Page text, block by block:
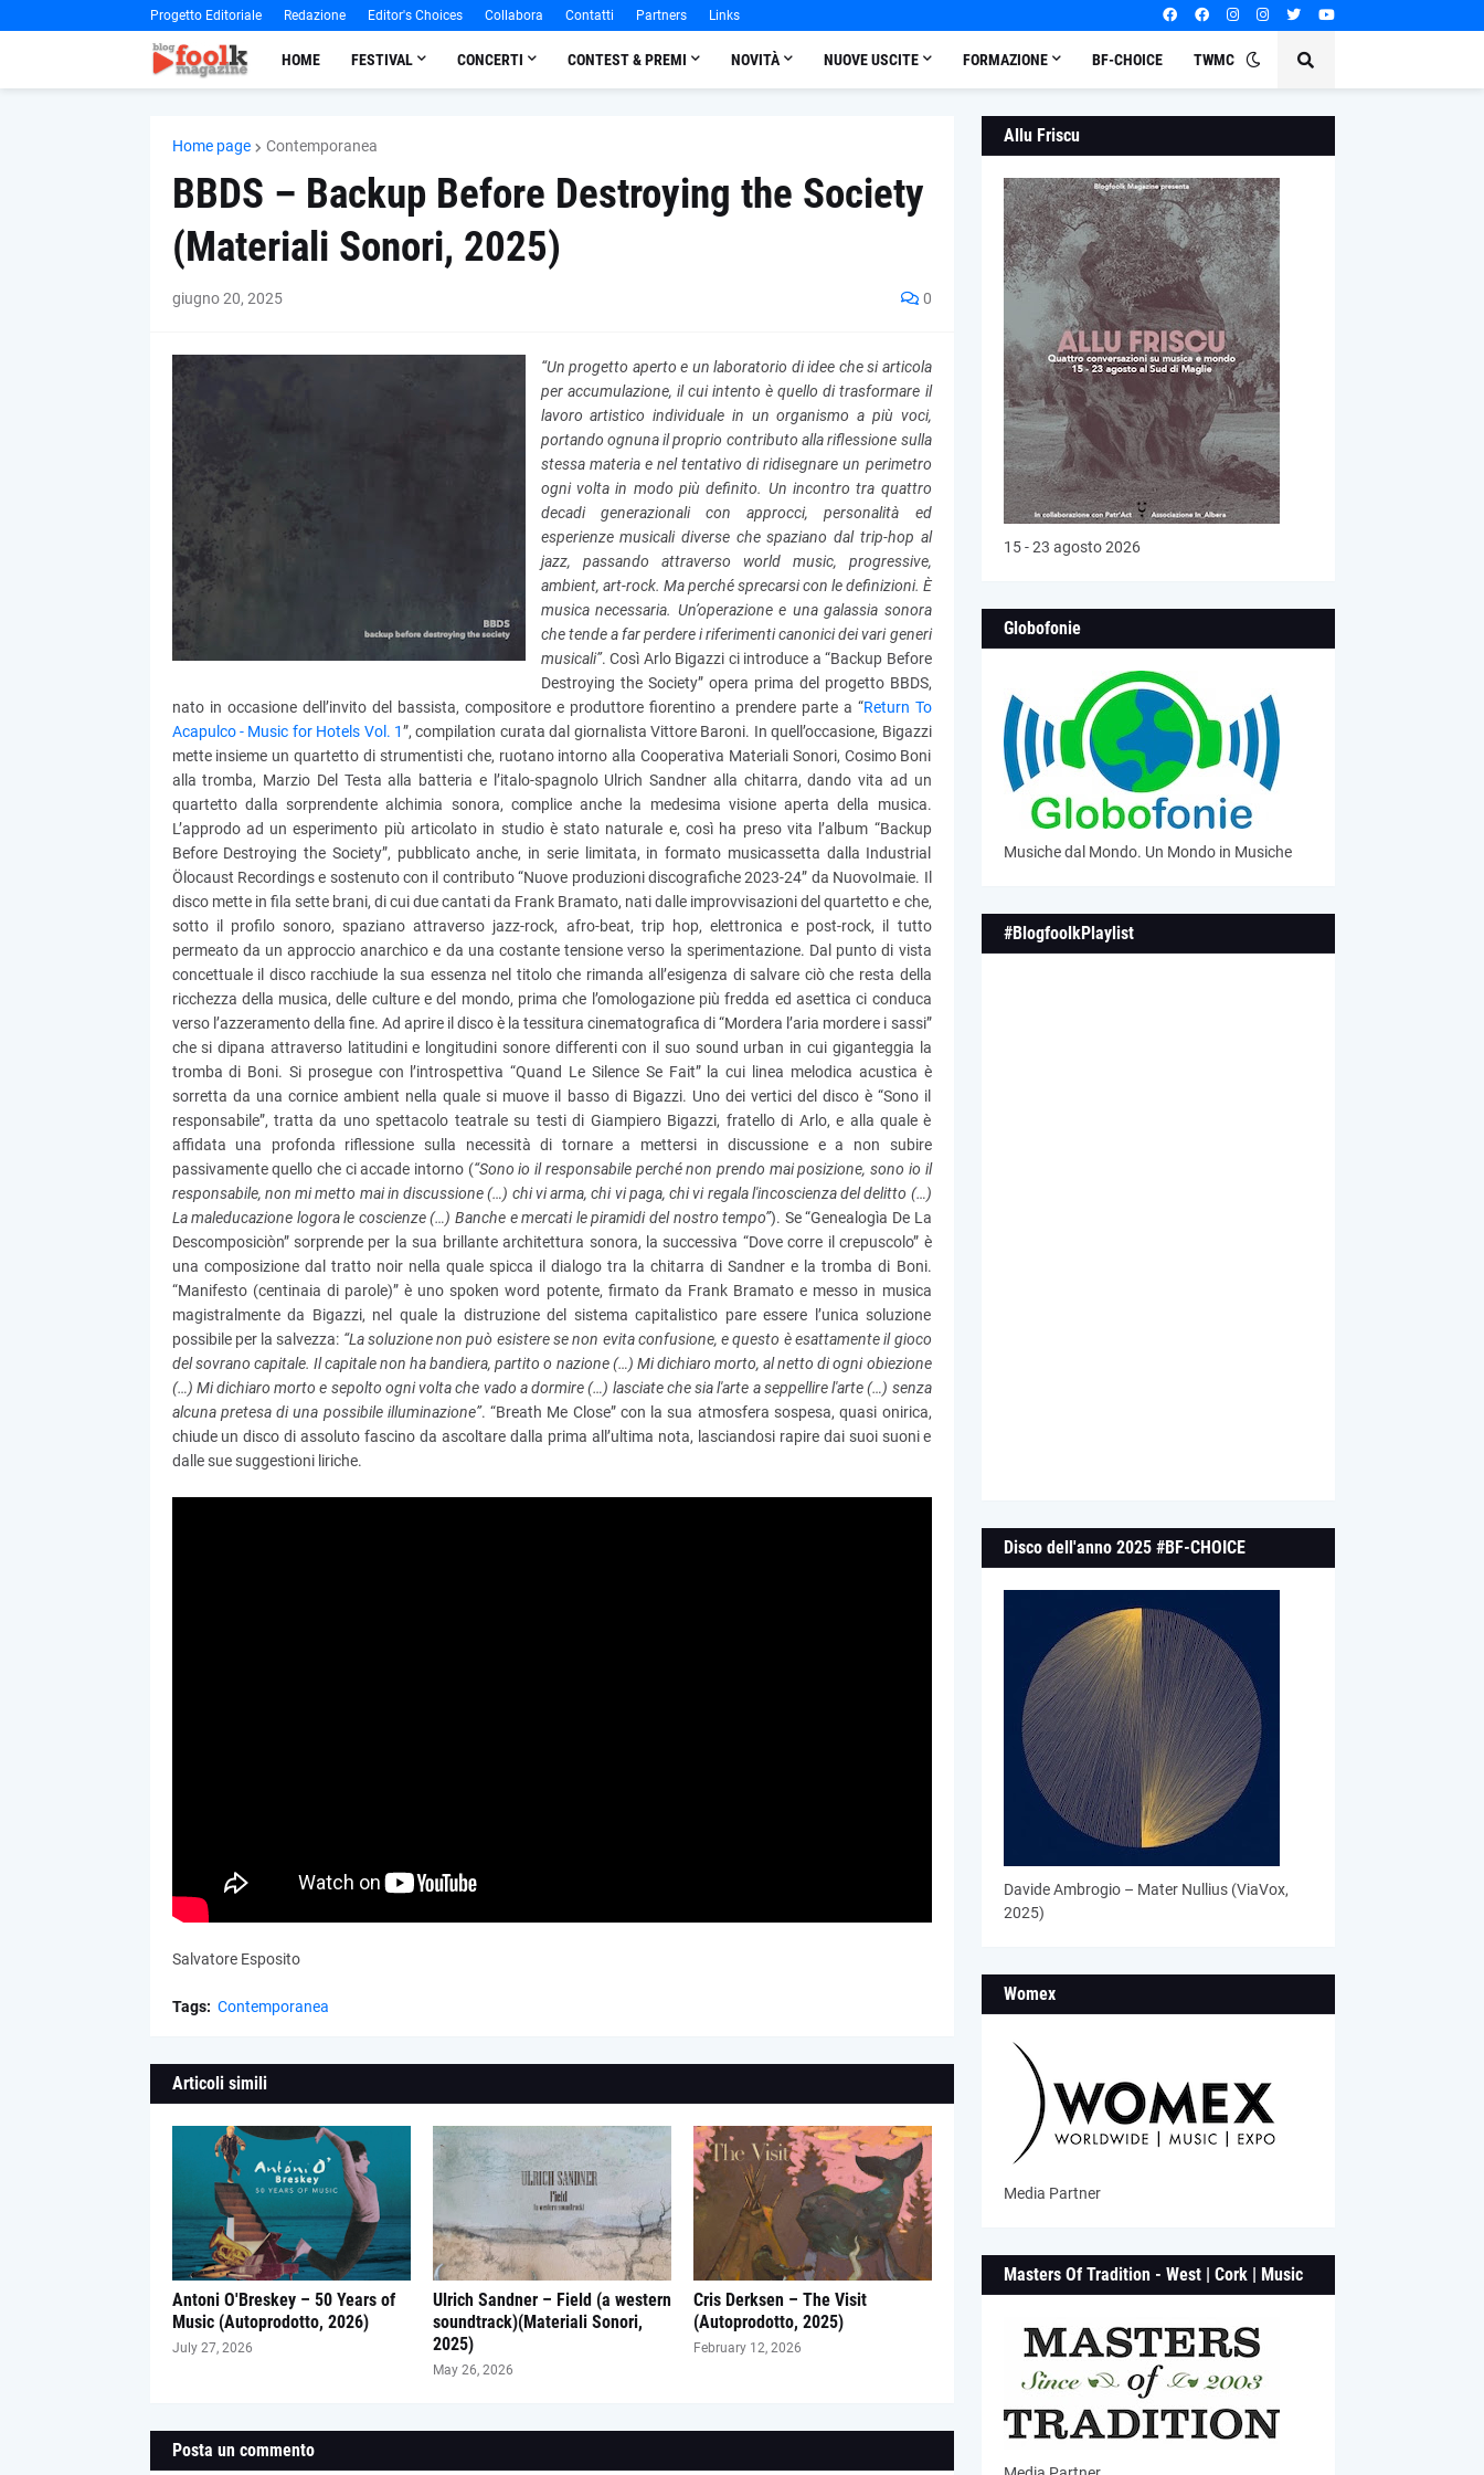
Progetto Editoriale Redazione Editor's Choices Collabora Contatti Partners Links
HOME FESTIVAL CONCERTI CONTEST & PREMI NOVITÀ NUOVE USCITE FORMAZIONE BF-CHOICE TWMC
Home page Contemporanea
BBDS – Backup Before Destroying the Society
(Materiali Sonori, 2025)
giugno 20, 2025 0
“Un progetto aperto e un laboratorio di idee che si articola
per accumulazione, il cui intento è quello di trasformare il
lavoro artistico individuale in un organismo a più voci,
portando ognuna il proprio contributo alla riflessione sulla
stessa materia e nel tentativo di ridisegnare un perimetro
ogni volta in modo più definito. Un incontro tra quattro
decadi generazionali con approcci, personalità ed
esperienze musicali diverse che spaziano dal trip-hop al
jazz, passando attraverso world music, progressive,
ambient, art-rock. Ma perché sprecarsi con le definizioni. È
musica necessaria. Un’operazione e una galassia sonora
che tende a far perdere i riferimenti canonici dei vari generi
musicali”. Così Arlo Bigazzi ci introduce a “Backup Before
Destroying the Society” opera prima del progetto BBDS,
nato in occasione dell’invito del bassista, compositore e produttore fiorentino a prendere parte a “Return To
Acapulco - Music for Hotels Vol. 1”, compilation curata dal giornalista Vittore Baroni. In quell’occasione, Bigazzi
mette insieme un quartetto di strumentisti che, ruotano intorno alla Cooperativa Materiali Sonori, Cosimo Boni
alla tromba, Marzio Del Testa alla batteria e l’italo-spagnolo Ulrich Sandner alla chitarra, dando vita ad un
quartetto dalla sorprendente alchimia sonora, complice anche la medesima visione aperta della musica.
L’approdo ad un esperimento più articolato in studio è stato naturale e, così ha preso vita l’album “Backup
Before Destroying the Society”, pubblicato anche, in serie limitata, in formato musicassetta dalla Industrial
Ölocaust Recordings e sostenuto con il contributo “Nuove produzioni discografiche 2023-24” da NuovoImaie. Il
disco mette in fila sette brani, di cui due cantati da Frank Bramato, nati dalle improvvisazioni del quartetto e che,
sotto il profilo sonoro, spaziano attraverso jazz-rock, afro-beat, trip hop, elettronica e post-rock, il tutto
permeato da un approccio anarchico e da una costante tensione verso la sperimentazione. Dal punto di vista
concettuale il disco racchiude la sua essenza nel titolo che rimanda all’esigenza di salvare ciò che resta della
ricchezza della musica, delle culture e del mondo, prima che l’omologazione più fredda ed asettica ci conduca
verso l’azzeramento della fine. Ad aprire il disco è la tessitura cinematografica di “Mordera l’aria mordere i sassi”
che si dipana attraverso latitudini e longitudini sonore differenti con il suo sound urban in cui giganteggia la
tromba di Boni. Si prosegue con l’introspettiva “Quand Le Silence Se Fait” la cui linea melodica acustica è
sorretta da una cornice ambient nella quale si muove il basso di Bigazzi. Uno dei vertici del disco è “Sono il
responsabile”, tratta da uno spettacolo teatrale su testi di Giampiero Bigazzi, fratello di Arlo, e alla quale è
affidata una profonda riflessione sulla necessità di tornare a mettersi in discussione e a non subire
passivamente quello che ci accade intorno (“Sono io il responsabile perché non prendo mai posizione, sono io il
responsabile, non mi metto mai in discussione (…) chi vi arma, chi vi paga, chi vi regala l'incoscienza del delitto (…)
La maleducazione logora le coscienze (…) Banche e mercati le piramidi del nostro tempo”). Se “Genealogìa De La
Descomposiciòn” sorprende per la sua brillante architettura sonora, la successiva “Dove corre il crepuscolo” è
una composizione dal tratto noir nella quale spicca il dialogo tra la chitarra di Sandner e la tromba di Boni.
“Manifesto (centinaia di parole)” è uno spoken word potente, firmato da Frank Bramato e messo in musica
magistralmente da Bigazzi, nel quale la distruzione del sistema capitalistico pare essere l’unica soluzione
possibile per la salvezza: “La soluzione non può esistere se non evita confusione, e questo è esattamente il gioco
del sovrano capitale. Il capitale non ha bandiera, partito o nazione (…) Mi dichiaro morto, al netto di ogni obiezione
(…) Mi dichiaro morto e sepolto ogni volta che vado a dormire (…) lasciate che sia l'arte a seppellire l'arte (…) senza
alcuna pretesa di una possibile illuminazione”. “Breath Me Close” con la sua atmosfera sospesa, quasi onirica,
chiude un disco di assoluto fascino da ascoltare dalla prima all’ultima nota, lasciandosi rapire dai suoi suoni e
dalle sue suggestioni liriche.
Salvatore Esposito
Tags: Contemporanea
Articoli simili
Antoni O'Breskey – 50 Years of
Music (Autoprodotto, 2026)
July 27, 2026
Ulrich Sandner – Field (a western
soundtrack)(Materiali Sonori,
2025)
May 26, 2026
Cris Derksen – The Visit
(Autoprodotto, 2025)
February 12, 2026
Posta un commento
Allu Friscu
15 - 23 agosto 2026
Globofonie
Musiche dal Mondo. Un Mondo in Musiche
#BlogfoolkPlaylist
Disco dell'anno 2025 #BF-CHOICE
Davide Ambrogio – Mater Nullius (ViaVox,
2025)
Womex
Media Partner
Masters Of Tradition - West | Cork | Music